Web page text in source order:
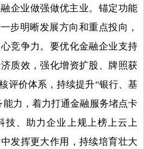
企业做强做优主业。锚定功能
步明晰发展方向和重点投向，
竞争力。要优化金融企业支持
质效，强化增资扩股、牌照获
评价体系，持续提升“银行、基
力，着力打通金融服务堵点卡
技、助力企业上规上榜上云上
发挥更大作用，持续培育壮大